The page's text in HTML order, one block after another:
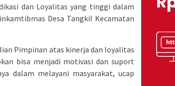
dan Loyalitas yang tinggi dalam
Desa Tangkil Kecamatan
Pimpinan atas kinerja dan loyalitas
bisa menjadi motivasi dan suport
dalam melayani masyarakat, ucap